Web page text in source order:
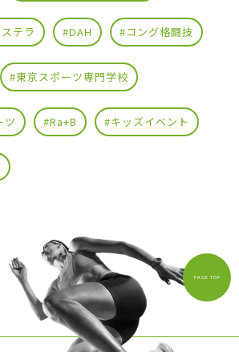
テラ #DAH #コング格闘技
#東京スポーツ専門学校
ツ #Ra+B #キッズイベント
PAGE TOP